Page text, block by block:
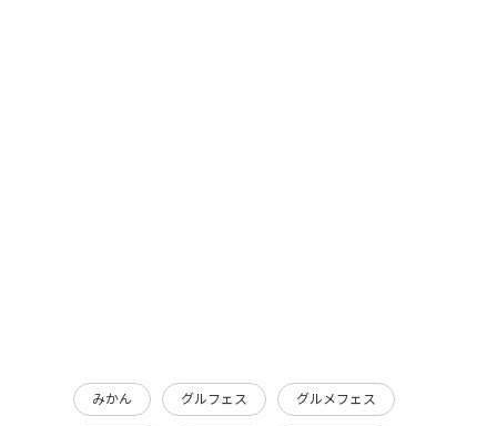
みかん グルフェス グルメフェス